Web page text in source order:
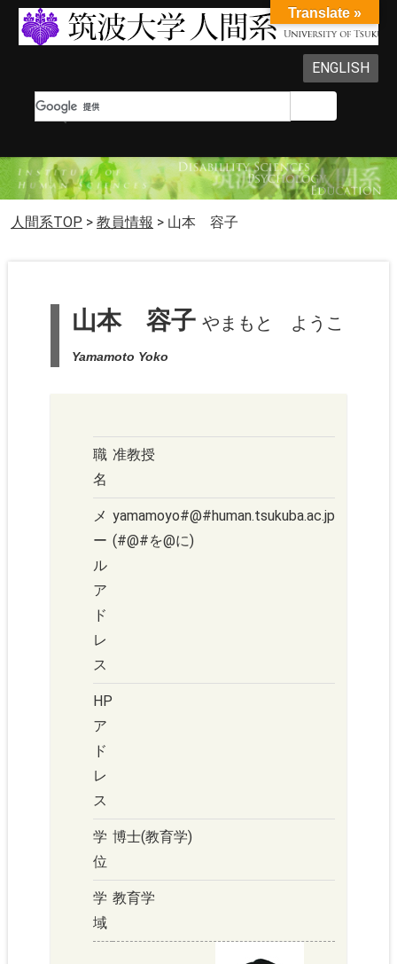
ENGLISH
人間系TOP > 教員情報 > 山本 容子
山本 容子 やまもと ようこ
Yamamoto Yoko
職
名
准教授
メ
ー
ル
ア
ド
レ
ス
yamamoyo#@#human.tsukuba.ac.jp
(#@#を@に)
HP
ア
ド
レ
ス
学
位
博士(教育学)
学
域
教育学
Translate »